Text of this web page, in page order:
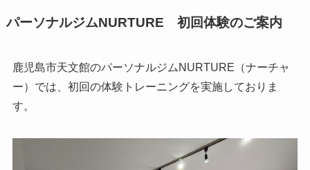
パーソナルジムNURTURE 初回体験のご案内
鹿児島市天文館のパーソナルジムNURTURE（ナーチャ
ー）では、初回の体験トレーニングを実施しておりま
す。